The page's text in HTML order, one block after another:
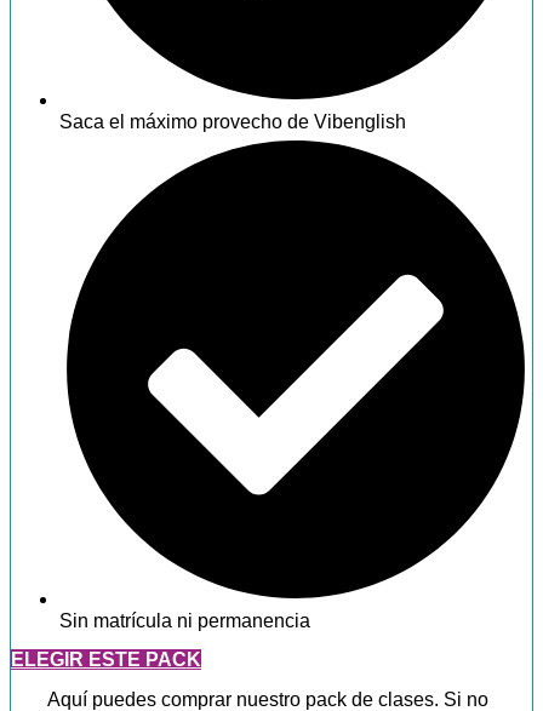
Saca el máximo provecho de Vibenglish
Sin matrícula ni permanencia
ELEGIR ESTE PACK
Aquí puedes comprar nuestro pack de clases. Si no